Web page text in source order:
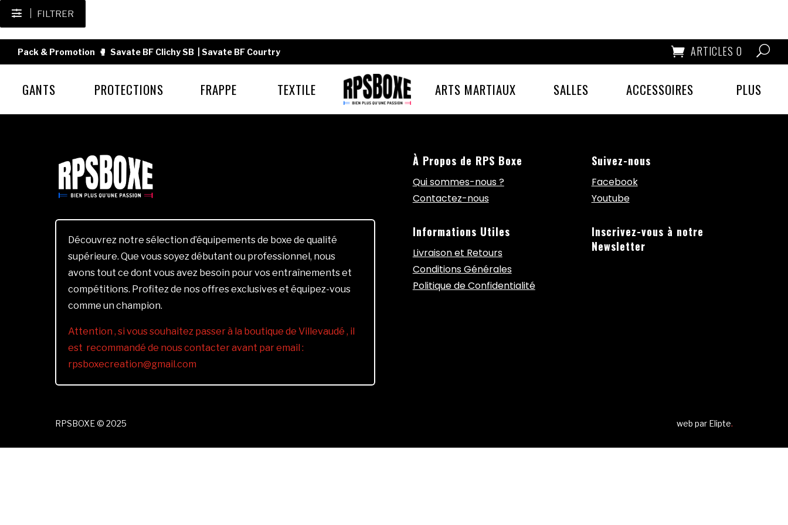
FILTRER
Pack & Promotion 🥊 Savate BF Clichy SB Savate BF Courtry ARTICLES 0
GANTS PROTECTIONS FRAPPE TEXTILE ARTS MARTIAUX SALLES ACCESSOIRES PLUS
Découvrez notre sélection d’équipements de boxe de qualité
supérieure. Que vous soyez débutant ou professionnel, nous
avons tout ce dont vous avez besoin pour vos entraînements et
compétitions. Profitez de nos offres exclusives et équipez-vous
comme un champion.
Attention , si vous souhaitez passer à la boutique de Villevaudé , il
est recommandé de nous contacter avant par email :
rpsboxecreation@gmail.com
À Propos de RPS Boxe
Qui sommes-nous ?
Contactez-nous
Informations Utiles
Livraison et Retours
Conditions Générales
Politique de Confidentialité
Suivez-nous
Facebook
Youtube
Inscrivez-vous à notre
Newsletter
RPSBOXE © 2025 web par Elipte.